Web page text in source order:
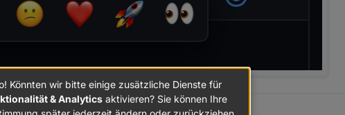
Könnten wir bitte einige zusätzliche Dienste für
& Analytics aktivieren? Sie können Ihre